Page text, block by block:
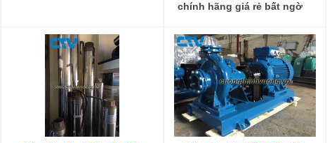
chính hãng giá rẻ bất ngờ